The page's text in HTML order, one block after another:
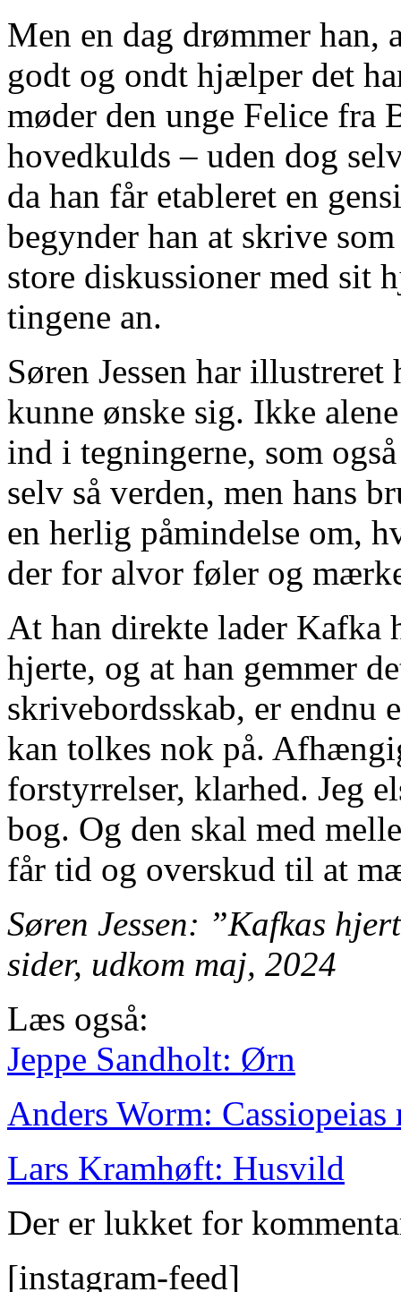
Men en dag drømmer han,
godt og ondt hjælper det
møder den unge Felice fra
hovedkulds – uden dog
da han får etableret en
begynder han at skrive
store diskussioner med sit
tingene an.
Søren Jessen har
kunne ønske sig. Ikke
ind i tegningerne, som
selv så verden, men hans
en herlig påmindelse om,
der for alvor føler og
At han direkte lader Kafka
hjerte, og at han gemmer
skrivebordsskab, er endnu
kan tolkes nok på.
forstyrrelser, klarhed. Jeg
bog. Og den skal med
får tid og overskud til at
Søren Jessen: ”Kafkas
sider, udkom maj, 2024
Læs også:
Jeppe Sandholt: Ørn
Anders Worm: Cassiopeias
Lars Kramhøft: Husvild
Der er lukket for
[instagram-feed]